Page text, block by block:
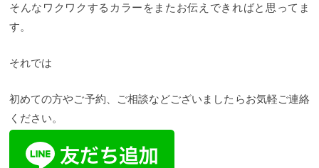
してください。 アッシュにして青が強く出てしまっ
せば自然と色は抜けていきます。 そのあとはしっか
ているので油分と脂質はより多く補うと良いでしょ
う。 どちらにしても結局は美容師さんによって仕上
がりが大きく違ってくるので本当にお任せできる美
そんなワクワクするカラーをまたお伝えできればと思ってま
す。
それでは
初めての方やご予約、ご相談などございましたらお気軽ご連絡
ください。